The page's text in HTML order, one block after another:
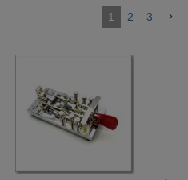
1 2 3